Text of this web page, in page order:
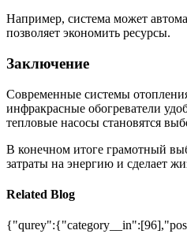
Например, система может
позволяет экономить ресурсы.
Заключение
Современные системы
инфракрасные обогреватели
тепловые насосы становятся
В конечном итоге грамотный
затраты на энергию и сделает
Related Blog